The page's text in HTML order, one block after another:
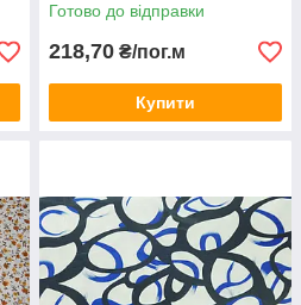
Готово до відправки
218,70 ₴/пог.м
Купити